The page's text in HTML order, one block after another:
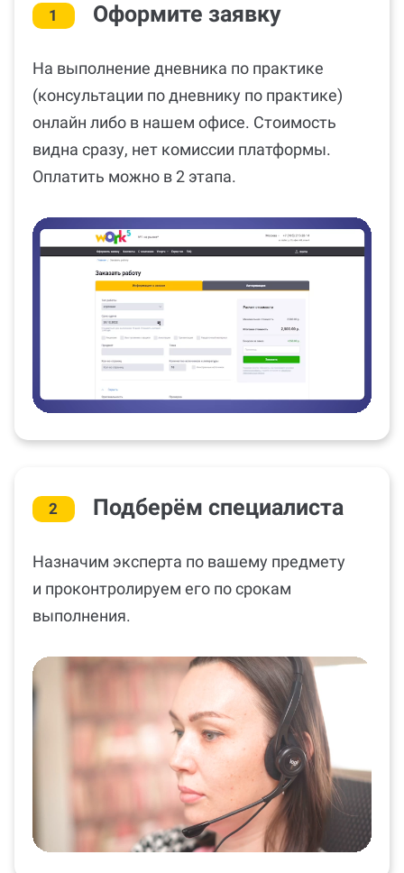
1 Оформите заявку
На выполнение дневника по практике
(консультации по дневнику по практике)
онлайн либо в нашем офисе. Стоимость
видна сразу, нет комиссии платформы.
Оплатить можно в 2 этапа.
2 Подберём специалиста
Назначим эксперта по вашему предмету
и проконтролируем его по срокам
выполнения.